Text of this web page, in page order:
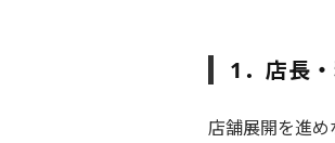
1 ．店長
店舗展開を進